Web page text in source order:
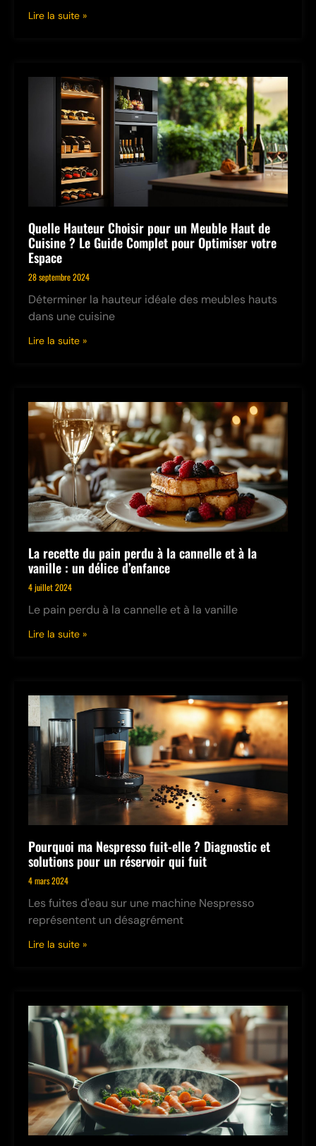
Lire la suite »
Quelle Hauteur Choisir pour un Meuble Haut de
Cuisine ? Le Guide Complet pour Optimiser votre
Espace
28 septembre 2024
Déterminer la hauteur idéale des meubles hauts
dans une cuisine
Lire la suite »
La recette du pain perdu à la cannelle et à la
vanille : un délice d’enfance
4 juillet 2024
Le pain perdu à la cannelle et à la vanille
Lire la suite »
Pourquoi ma Nespresso fuit-elle ? Diagnostic et
solutions pour un réservoir qui fuit
4 mars 2024
Les fuites d'eau sur une machine Nespresso
représentent un désagrément
Lire la suite »